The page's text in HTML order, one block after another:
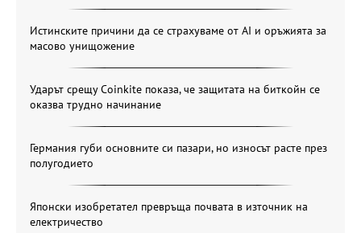
Истинските причини да се страхуваме от AI и оръжията за
масово унищожение
Ударът срещу Coinkite показа, че защитата на биткойн се
оказва трудно начинание
Германия губи основните си пазари, но износът расте през
полугодието
Японски изобретател превръща почвата в източник на
електричество